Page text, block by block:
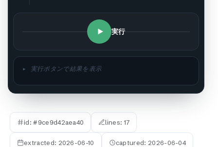
実行
▸ 実行ボタンで結果を表示
id: #9ce9d42aea40 lines: 17
extracted: 2026-06-10 captured: 2026-06-04